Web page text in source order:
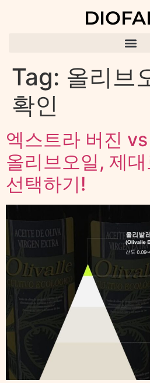
Tag: 올리브
확인
엑스트라 버진
올리브오일, 제
선택하기!